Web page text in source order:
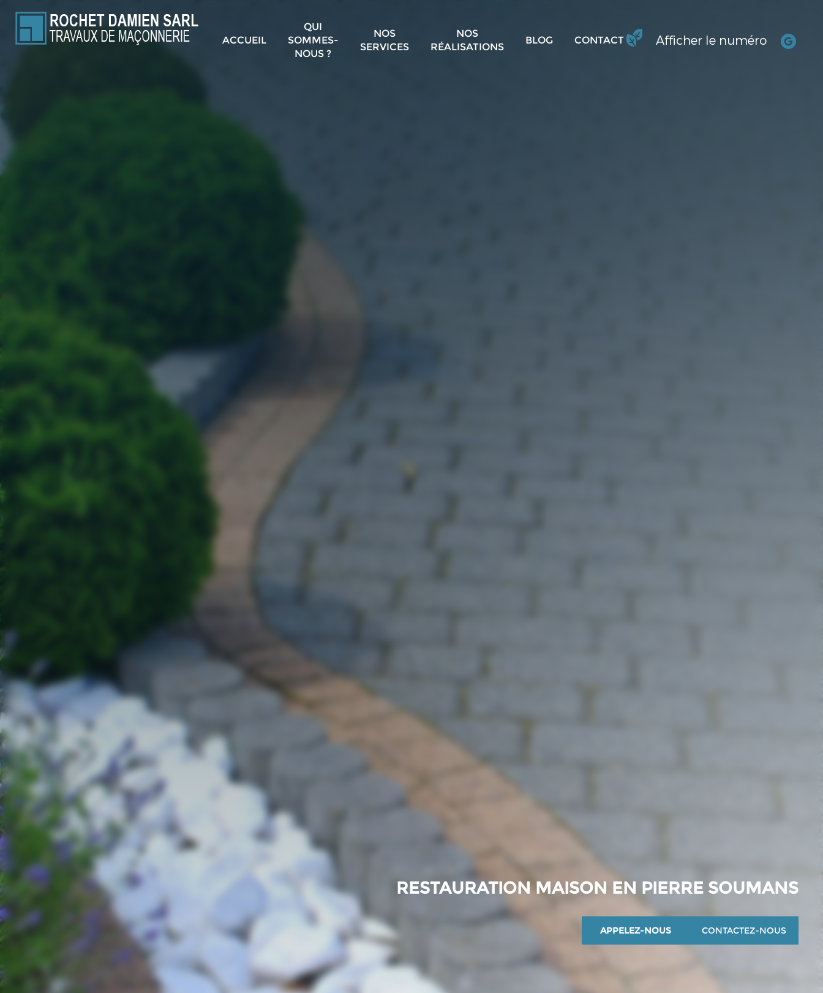
DAMIEN
ACCUEIL
QUI
SOMMES-
NOUS ?
NOS
SERVICES
NOS
RÉALISATIONS
BLOG CONTACT Afficher le numéro
RESTAURATION MAISON EN PIERRE SOUMANS
APPELEZ-NOUS CONTACTEZ-NOUS